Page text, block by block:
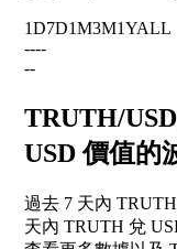
1D7D1M3M1YALL
----
--
TRUTH/
USD 價值的
過去 7 天內
天內 TRUTH 兌